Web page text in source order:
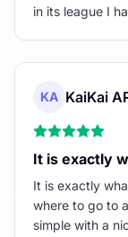
in its league I
KA KaiKai
It is exactly
It is exactly
where to go to
simple with a